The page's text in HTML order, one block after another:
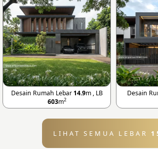
Desain Rumah Lebar 14.9m , LB
603m2
Desain
LIHAT SEMUA LEBAR